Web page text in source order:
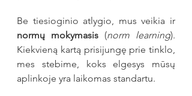
normų mokymasis (norm learning).
Kiekvieną kartą prisijungę prie tinklo,
mes stebime, koks elgesys mūsų
aplinkoje yra laikomas standartu.